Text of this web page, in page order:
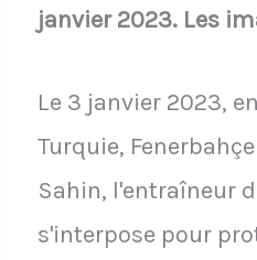
janvier 2023. Les
Le 3 janvier 2023,
Turquie,
Sahin, l'entraîneur
s'interpose pour